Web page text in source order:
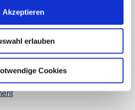
Akzeptieren
erlauben
Cookies